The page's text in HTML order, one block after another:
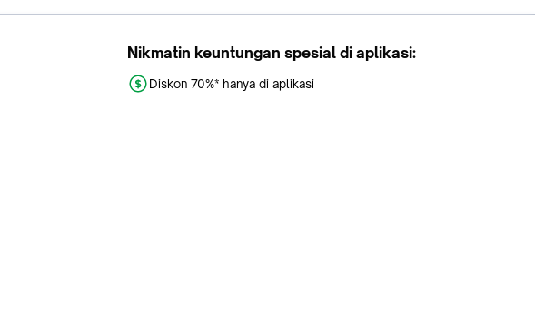
Nikmatin keuntungan spesial di aplikasi:
Diskon 70%* hanya di aplikasi